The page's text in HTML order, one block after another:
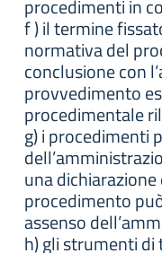
procedimenti in
f ) il termine
normativa del
conclusione con
provvedimento
procedimentale
g) i procedimenti
una
procedimento
assenso
h) gli strumenti